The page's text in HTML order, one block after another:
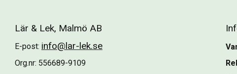
Lär & Lek, Malmö AB
E-post: info@lar-lek.se
Org.nr: 556689-9109